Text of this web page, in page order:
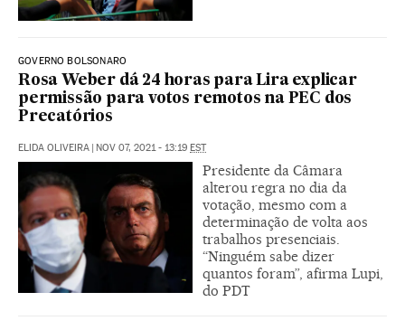
GOVERNO BOLSONARO
Rosa Weber dá 24 horas para Lira explicar
permissão para votos remotos na PEC dos
Precatórios
ELIDA OLIVEIRA | NOV 07, 2021 - 13:19 EST
Presidente da Câmara
alterou regra no dia da
votação, mesmo com a
determinação de volta aos
trabalhos presenciais.
“Ninguém sabe dizer
quantos foram”, afirma Lupi,
do PDT